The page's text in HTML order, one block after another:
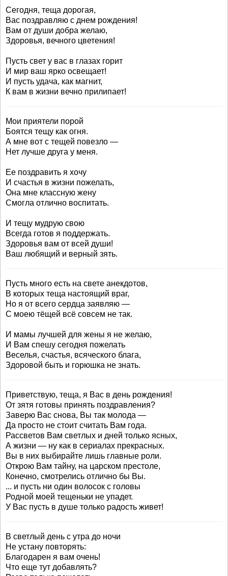
Сегодня, теща дорогая,
Вас поздравляю с днем рождения!
Вам от души добра желаю,
Здоровья, вечного цветения!
Пусть свет у вас в глазах горит
И мир ваш ярко освещает!
И пусть удача, как магнит,
К вам в жизни вечно прилипает!
Мои приятели порой
Боятся тещу как огня.
А мне вот с тещей повезло —
Нет лучше друга у меня.
Ее поздравить я хочу
И счастья в жизни пожелать,
Она мне классную жену
Смогла отлично воспитать.
И тещу мудрую свою
Всегда готов я поддержать.
Здоровья вам от всей души!
Ваш любящий и верный зять.
Пусть много есть на свете анекдотов,
В которых теща настоящий враг,
Но я от всего сердца заявляю —
С моею тёщей всё совсем не так.
И мамы лучшей для жены я не желаю,
И Вам спешу сегодня пожелать
Веселья, счастья, всяческого блага,
Здоровой быть и горюшка не знать.
Приветствую, теща, я Вас в день рождения!
От зятя готовы принять поздравления?
Заверю Вас снова, Вы так молода —
Да просто не стоит считать Вам года.
Рассветов Вам светлых и дней только ясных,
А жизни — ну как в сериалах прекрасных.
Вы в них выбирайте лишь главные роли.
Открою Вам тайну, на царском престоле,
Конечно, смотрелись отлично бы Вы.
... и пусть ни один волосок с головы
Родной моей тещеньки не упадет.
У Вас пусть в душе только радость живет!
В светлый день с утра до ночи
Не устану повторять:
Благодарен я вам очень!
Что еще тут добавлять?